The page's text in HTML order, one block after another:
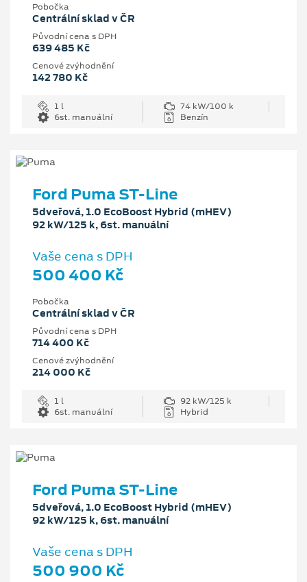
Pobočka
Centrální sklad v ČR
Původní cena s DPH
639 485 Kč
Cenové zvýhodnění
142 780 Kč
1 l
74 kW/100 k
6st. manuální
Benzín
Ford Puma ST-Line
5dveřová, 1.0 EcoBoost Hybrid (mHEV)
92 kW/125 k, 6st. manuální
Vaše cena s DPH
500 400 Kč
Pobočka
Centrální sklad v ČR
Původní cena s DPH
714 400 Kč
Cenové zvýhodnění
214 000 Kč
1 l
92 kW/125 k
6st. manuální
Hybrid
Ford Puma ST-Line
5dveřová, 1.0 EcoBoost Hybrid (mHEV)
92 kW/125 k, 6st. manuální
Vaše cena s DPH
500 900 Kč